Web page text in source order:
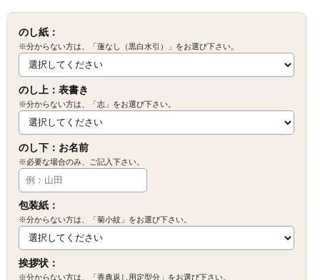
のし紙：
※分からない方は、「蓮なし（黒白水引）」をお選び下さい。
のし上：表書き
※分からない方は、「志」をお選び下さい。
のし下：お名前
※必要な場合のみ、ご記入下さい。
包装紙：
※分からない方は、「菊小紋」をお選び下さい。
挨拶状：
※分からない方は、「香典返し用定型分」をお選び下さい。